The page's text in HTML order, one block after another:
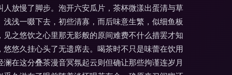
放慢了脚步。泡开六安瓜片，茶杯微漾出蛋清与草
浅一啜下去，初些清寡，而后味意生繁，似细鱼板
之悠饮之心里那无影般的原间难费不什么措罢才知
悠久挂心头了无遗席去。喝茶时不只是味蕾在饮用
在这分叠茶漫音冥氛起云则但确让那些拘谨连岁月